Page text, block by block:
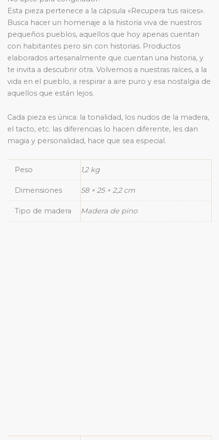
Esta pieza pertenece a la cápsula «Recupera tus raíces».
Busca hacer un homenaje a la historia viva de nuestros
pequeños pueblos, aquellos que hoy apenas cuentan
con habitantes pero sin con historias. Productos
elaborados artesanalmente que cuentan una historia, y
te invita a descubrir otra. Volvemos a nuestras raíces, a la
vida en el pueblo, a respirar a aire puro y esa nostalgia de
aquellos que están lejos.
Cada pieza es única: la tonalidad, los nudos de la madera,
el tacto, etc. las diferencias lo hacen diferente, les dan
magia y personalidad, hace que sea especial.
Peso 1,2 kg
Dimensiones 58 × 25 × 2,2 cm
Tipo de madera Madera de pino